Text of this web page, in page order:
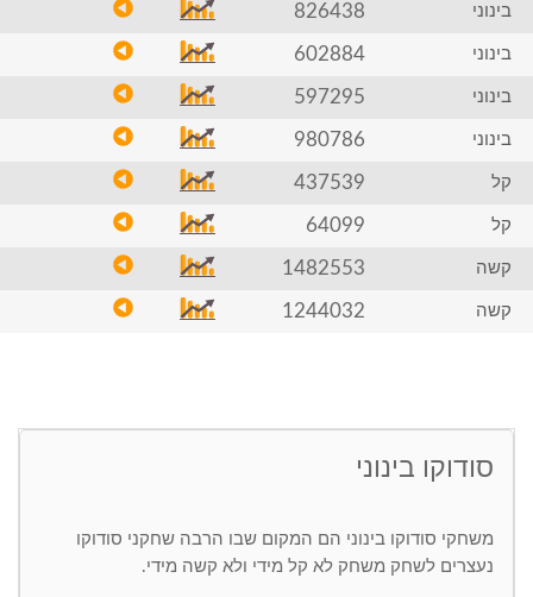
בינוני 826438
בינוני 602884
בינוני 597295
בינוני 980786
קל 437539
קל 64099
קשה 1482553
קשה 1244032
סודוקו בינוני
משחקי סודוקו בינוני הם המקום שבו הרבה שחקני סודוקו
נעצרים לשחק משחק לא קל מידי ולא קשה מידי.